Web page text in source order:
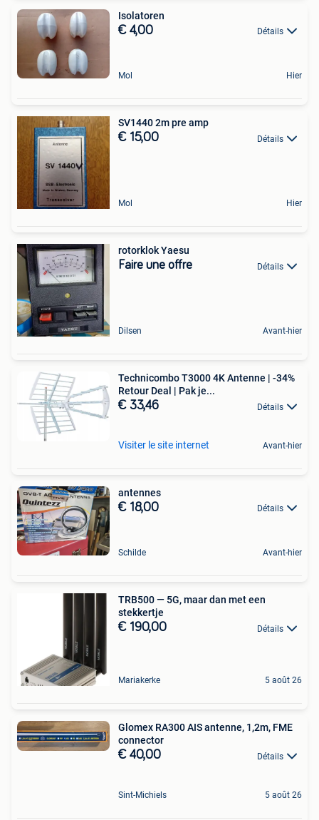
Isolatoren
€ 4,00 Détails
Mol Hier
SV1440 2m pre amp
€ 15,00 Détails
Mol Hier
rotorklok Yaesu
Faire une offre Détails
Dilsen Avant-hier
Technicombo T3000 4K Antenne | -34%
Retour Deal | Pak je...
€ 33,46 Détails
Visiter le site internet Avant-hier
antennes
€ 18,00 Détails
Schilde Avant-hier
TRB500 — 5G, maar dan met een
stekkertje
€ 190,00 Détails
Mariakerke 5 août 26
Glomex RA300 AIS antenne, 1,2m, FME
connector
€ 40,00 Détails
Sint-Michiels 5 août 26